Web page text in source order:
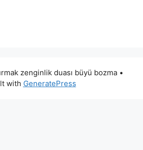
zenginlik duası büyü bozma •
with GeneratePress